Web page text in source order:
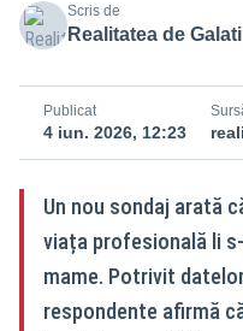
Scris de
Realitatea de Galati
Publicat
4 iun. 2026, 12:23
Un nou sondaj arată
viața profesională li
mame. Potrivit
respondente afirmă